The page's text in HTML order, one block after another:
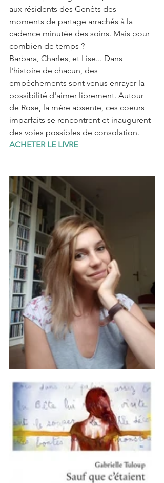
aux résidents des Genêts des
moments de partage arrachés à la
cadence minutée des soins. Mais pour
combien de temps ?
Barbara, Charles, et Lise... Dans
l'histoire de chacun, des
empêchements sont venus enrayer la
possibilité d'aimer librement. Autour
de Rose, la mère absente, ces coeurs
imparfaits se rencontrent et inaugurent
des voies possibles de consolation.
ACHETER LE LIVRE